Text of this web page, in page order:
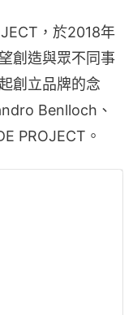
，於2018年
創造與眾不同事
創立品牌的念
Benlloch、
PROJECT。